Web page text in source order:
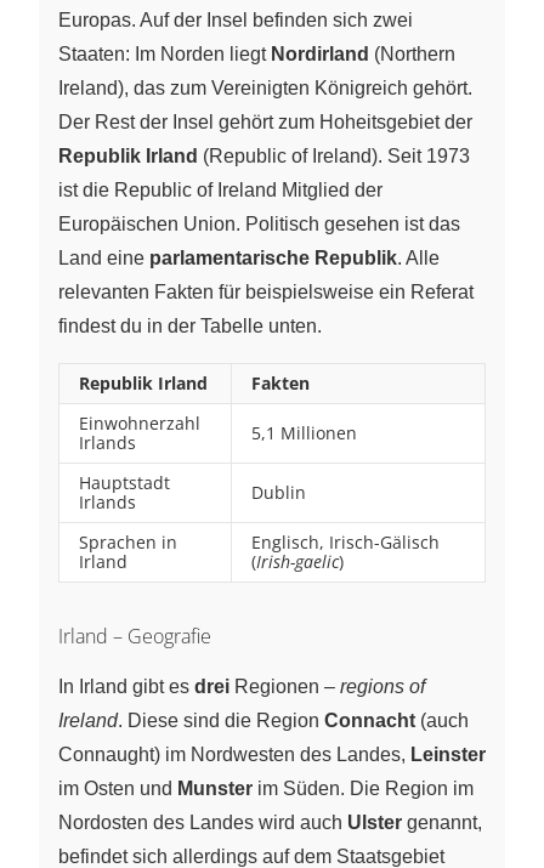
Europas. Auf der Insel befinden sich zwei
Staaten: Im Norden liegt Nordirland (Northern
Ireland), das zum Vereinigten Königreich gehört.
Der Rest der Insel gehört zum Hoheitsgebiet der
Republik Irland (Republic of Ireland). Seit 1973
ist die Republic of Ireland Mitglied der
Europäischen Union. Politisch gesehen ist das
Land eine parlamentarische Republik. Alle
relevanten Fakten für beispielsweise ein Referat
findest du in der Tabelle unten.
Republik Irland
Fakten
Einwohnerzahl
Irlands
5,1 Millionen
Hauptstadt
Irlands
Dublin
Sprachen in
Irland
Englisch, Irisch-Gälisch
(Irish-gaelic)
Irland – Geografie
In Irland gibt es drei Regionen – regions of
Ireland. Diese sind die Region Connacht (auch
Connaught) im Nordwesten des Landes, Leinster
im Osten und Munster im Süden. Die Region im
Nordosten des Landes wird auch Ulster genannt,
befindet sich allerdings auf dem Staatsgebiet